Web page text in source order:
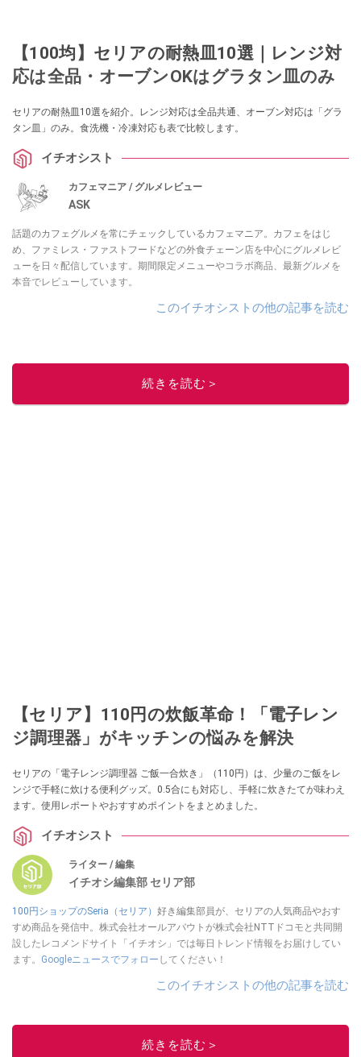
【100均】セリアの耐熱皿10選｜レンジ対
応は全品・オーブンOKはグラタン皿のみ
セリアの耐熱皿10選を紹介。レンジ対応は全品共通、オーブン対応は「グラ
タン皿」のみ。食洗機・冷凍対応も表で比較します。
イチオシスト
カフェマニア / グルメレビュー
ASK
話題のカフェグルメを常にチェックしているカフェマニア。カフェをはじ
め、ファミレス・ファストフードなどの外食チェーン店を中心にグルメレビ
ューを日々配信しています。期間限定メニューやコラボ商品、最新グルメを
本音でレビューしています。
このイチオシストの他の記事を読む
続きを読む＞
【セリア】110円の炊飯革命！「電子レン
ジ調理器」がキッチンの悩みを解決
セリアの「電子レンジ調理器 ご飯一合炊き」（110円）は、少量のご飯をレ
ンジで手軽に炊ける便利グッズ。0.5合にも対応し、手軽に炊きたてが味わえ
ます。使用レポートやおすすめポイントをまとめました。
イチオシスト
ライター / 編集
イチオシ編集部 セリア部
100円ショップのSeria（セリア） 好き編集部員が、セリアの人気商品やおす
すめ商品を発信中。株式会社オールアバウトが株式会社NTTドコモと共同開
設したレコメンドサイト「イチオシ」では毎日トレンド情報をお届けしてい
ます。 Googleニュースでフォロー してください！
このイチオシストの他の記事を読む
続きを読む＞